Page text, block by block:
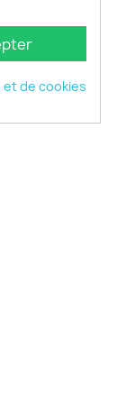
de cookies